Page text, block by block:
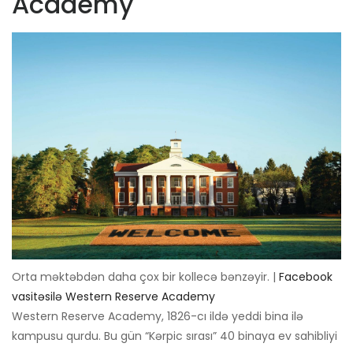
Orta məktəbdən daha çox bir kollecə bənzəyir. | Facebook
vasitəsilə Western Reserve Academy
Western Reserve Academy, 1826-cı ildə yeddi bina ilə
kampusu qurdu. Bu gün “Kərpic sırası” 40 binaya ev sahibliyi